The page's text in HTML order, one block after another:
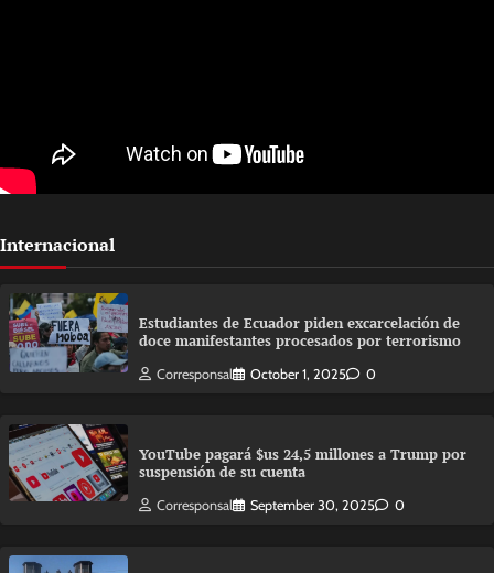
Internacional
Estudiantes de Ecuador piden excarcelación de
doce manifestantes procesados por terrorismo
Corresponsal October 1, 2025 0
YouTube pagará $us 24,5 millones a Trump por
suspensión de su cuenta
Corresponsal September 30, 2025 0